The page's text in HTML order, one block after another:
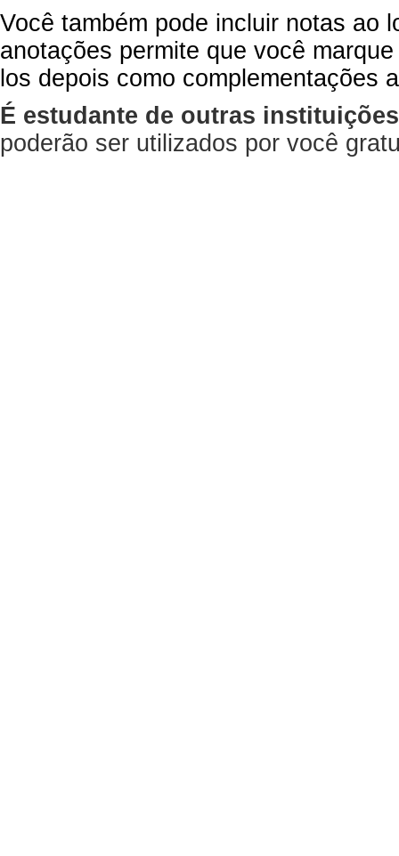
Você também pode incluir notas ao
anotações permite que você
los depois como complementações
É estudante de outras
poderão ser utilizados por você